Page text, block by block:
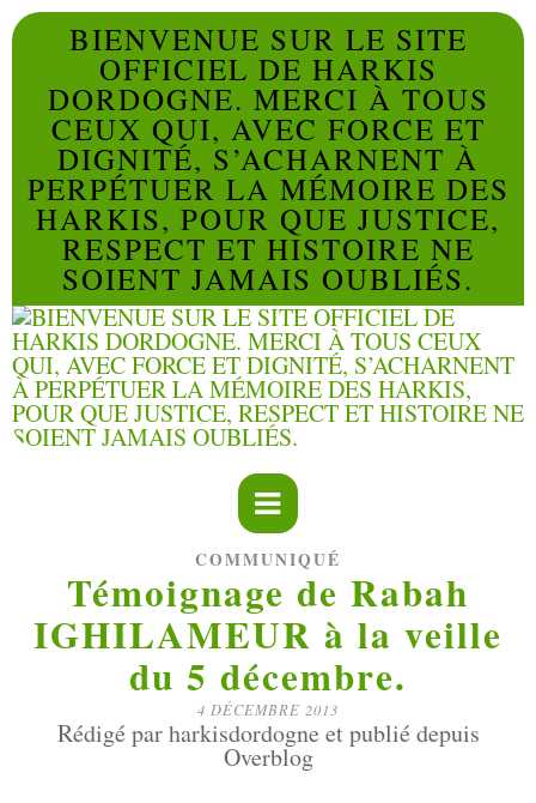
BIENVENUE SUR LE SITE
OFFICIEL DE HARKIS
DORDOGNE. MERCI À TOUS
CEUX QUI, AVEC FORCE ET
DIGNITÉ, S’ACHARNENT À
PERPÉTUER LA MÉMOIRE DES
HARKIS, POUR QUE JUSTICE,
RESPECT ET HISTOIRE NE
SOIENT JAMAIS OUBLIÉS.
COMMUNIQUÉ
Témoignage de Rabah
IGHILAMEUR à la veille
du 5 décembre.
4 DÉCEMBRE 2013
Rédigé par harkisdordogne et publié depuis
Overblog